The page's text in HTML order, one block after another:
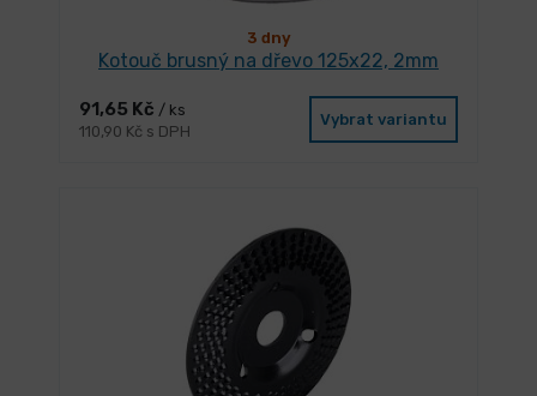
3 dny
Kotouč brusný na dřevo 125x22, 2mm
91,65 Kč / ks
110,90 Kč s DPH
Vybrat variantu